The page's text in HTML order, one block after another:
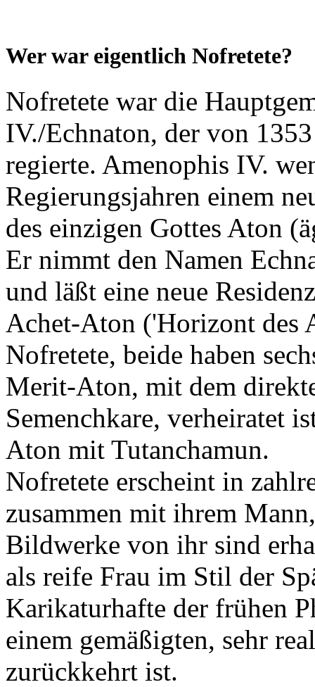
Wer war eigentlich Nofretete?
Nofretete war die
IV./Echnaton, der von
regierte. Amenophis IV.
Regierungsjahren einem
des einzigen Gottes Aton
Er nimmt den Namen
und läßt eine neue
Achet-Aton ('Horizont des
Nofretete, beide haben
Merit-Aton, mit dem
Semenchkare, verheiratet
Aton mit Tutanchamun.
Nofretete erscheint in
zusammen mit ihrem
Bildwerke von ihr sind
als reife Frau im Stil der
Karikaturhafte der frühen
einem gemäßigten, sehr
zurückkehrt ist.